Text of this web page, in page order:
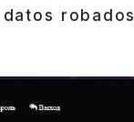
robados,